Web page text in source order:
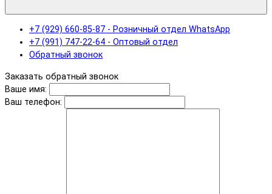
+7 (929) 660-85-87 - Розничный отдел WhatsApp
+7 (991) 747-22-64 - Оптовый отдел
Обратный звонок
Заказать обратный звонок
Ваше имя:
Ваш телефон: